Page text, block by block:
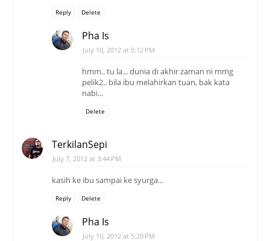
Reply Delete
Pha Is
July 10, 2012 at 5:12 PM
hmm.. tu la... dunia di akhir zaman ni mmg
pelik2.. bila ibu melahirkan tuan, bak kata
nabi...
Delete
TerkilanSepi
July 7, 2012 at 3:44 PM
kasih ke ibu sampai ke syurga...
Reply Delete
Pha Is
July 10, 2012 at 5:20 PM